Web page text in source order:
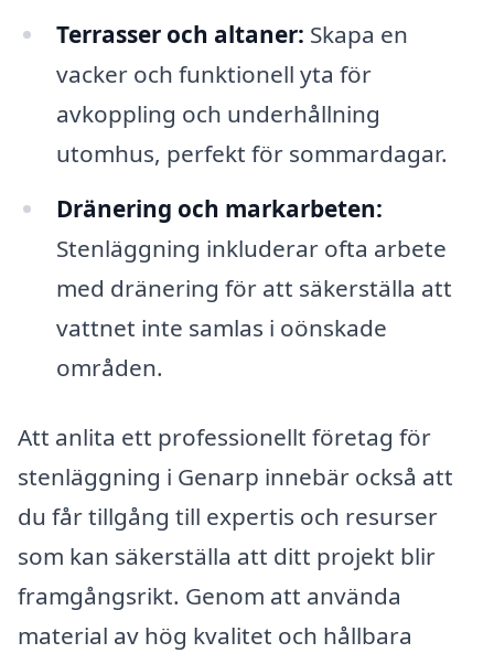
Terrasser och altaner: Skapa en
vacker och funktionell yta för
avkoppling och underhållning
utomhus, perfekt för sommardagar.
Dränering och markarbeten:
Stenläggning inkluderar ofta arbete
med dränering för att säkerställa att
vattnet inte samlas i oönskade
områden.
Att anlita ett professionellt företag för
stenläggning i Genarp innebär också att
du får tillgång till expertis och resurser
som kan säkerställa att ditt projekt blir
framgångsrikt. Genom att använda
material av hög kvalitet och hållbara